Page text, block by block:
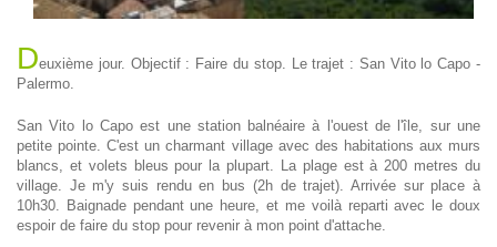
Deuxième jour. Objectif : Faire du stop. Le trajet : San Vito lo Capo -
Palermo.
San Vito lo Capo est une station balnéaire à l'ouest de l'île, sur une
petite pointe. C'est un charmant village avec des habitations aux murs
blancs, et volets bleus pour la plupart. La plage est à 200 metres du
village. Je m'y suis rendu en bus (2h de trajet). Arrivée sur place à
10h30. Baignade pendant une heure, et me voilà reparti avec le doux
espoir de faire du stop pour revenir à mon point d'attache.